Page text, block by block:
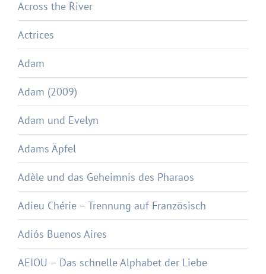
Across the River
Actrices
Adam
Adam (2009)
Adam und Evelyn
Adams Äpfel
Adèle und das Geheimnis des Pharaos
Adieu Chérie – Trennung auf Französisch
Adiós Buenos Aires
AEIOU – Das schnelle Alphabet der Liebe